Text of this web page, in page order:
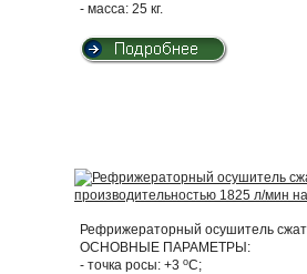
- масса: 25 кг.
Рефрижераторный осушитель
ОСНОВНЫЕ ПАРАМЕТРЫ:
- точка росы: +3 оС;